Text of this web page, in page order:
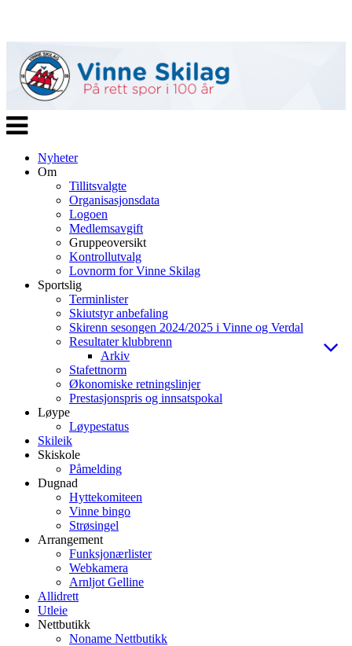
Veksle
navigasjon
Nyheter
Om
Tillitsvalgte
Organisasjonsdata
Logoen
Medlemsavgift
Gruppeoversikt
Kontrollutvalg
Lovnorm for Vinne Skilag
Sportslig
Terminlister
Skiutstyr anbefaling
Skirenn sesongen 2024/2025 i Vinne og Verdal
Resultater klubbrenn
Arkiv
Stafettnorm
Økonomiske retningslinjer
Prestasjonspris og innsatspokal
Løype
Løypestatus
Skileik
Skiskole
Påmelding
Dugnad
Hyttekomiteen
Vinne bingo
Strøsingel
Arrangement
Funksjonærlister
Webkamera
Arnljot Gelline
Allidrett
Utleie
Nettbutikk
Noname Nettbutikk